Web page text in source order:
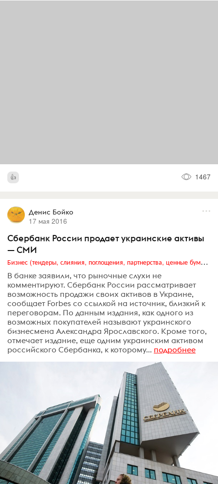
1467
Денис Бойко
17 мая 2016
Сбербанк России продает украинские активы
— СМИ
Бизнес (тендеры, слияния, поглощения, партнерства, ценные бумаги, акционеры, финансы и отчетность)
В банке заявили, что рыночные слухи не
комментируют. Сбербанк России рассматривает
возможность продажи своих активов в Украине,
сообщает Forbes со ссылкой на источник, близкий к
переговорам. По данным издания, как одного из
возможных покупателей называют украинского
бизнесмена Александра Ярославского. Кроме того,
отмечает издание, еще одним украинским активом
российского Сбербанка, к которому... подробнее